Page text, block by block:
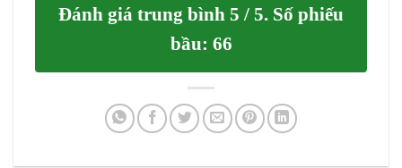
Đánh giá trung bình 5 / 5. Số phiếu
bầu: 66